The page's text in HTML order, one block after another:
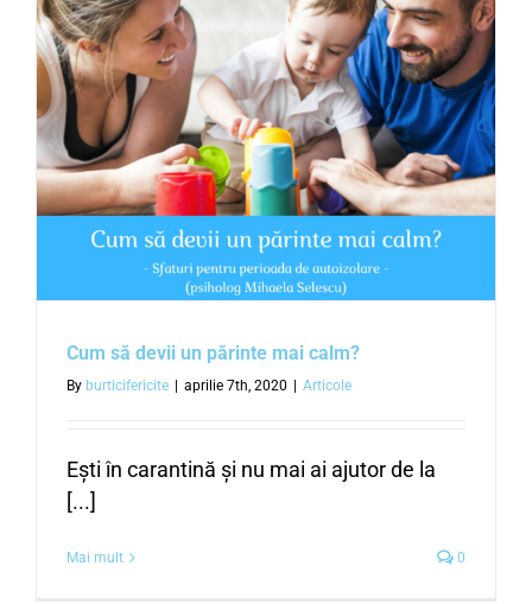
Cum să devii un părinte mai calm?
By burticifericite | aprilie 7th, 2020 | Articole
Ești în carantină și nu mai ai ajutor de la
[...]
Mai mult 0